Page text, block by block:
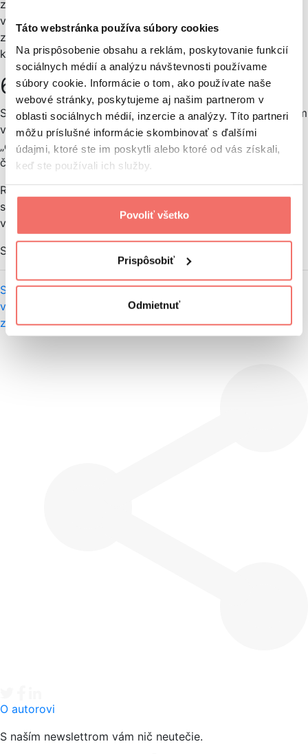
Táto webstránka používa súbory cookies
Na prispôsobenie obsahu a reklám, poskytovanie funkcií
sociálnych médií a analýzu návštevnosti používame
súbory cookie. Informácie o tom, ako používate naše
webové stránky, poskytujeme aj našim partnerom v
oblasti sociálnych médií, inzercie a analýzy. Títo partneri
môžu príslušné informácie skombinovať s ďalšími
údajmi, ktoré ste im poskytli alebo ktoré od vás získali,
keď ste používali ich služby.
Povoliť všetko
Prispôsobiť
Odmietnuť
zmeny na vašich weboch len preto, aby ste videli, čo
vašich návštevníkov baví. Cieľom testovania by malo byť
zistenie, čo podnecuje vašich návštevníkov, aby vykonali
konkrétnu akciu.
6. Záverom
Správne nastavenie testovania a premyslená stratégia vám
v konečných výsledkoch prinesú viac úžitku ako stará
„dobrá“ technika pokus – omyl. Dúfam, že vám tento
článok pomôže práve pri plánovaní a príprave testovania.
Riešili ste už A/B testovanie na vašich stránkach a poučili
ste sa na svojich chybách? Budem rád, ak budete tieto
vaše skúsenosti zdieľať spoločne s nami v komentároch.
Súvisiace články
Sprievodca A/B testovaním stránokNajlepšie nástroje pre
vibe coding (2026)
Veľké zmeny? EÚ chce, aby Google
zdieľal dáta s konkurenciou
O autorovi
S naším newslettrom vám nič neutečie.